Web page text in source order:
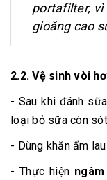
portafilter, vì
gioăng cao
2.2. Vệ sinh vòi
- Sau khi đánh
loại bỏ sữa còn
- Dùng khăn ẩm
- Thực hiện